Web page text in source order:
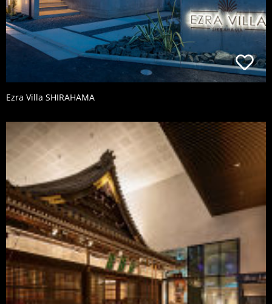
Ezra Villa SHIRAHAMA